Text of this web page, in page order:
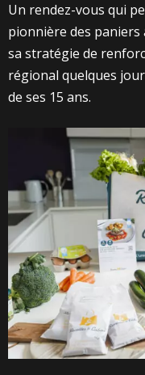
Un rendez-vous qui
pionnière des paniers
sa stratégie de
régional quelques
de ses 15 ans.